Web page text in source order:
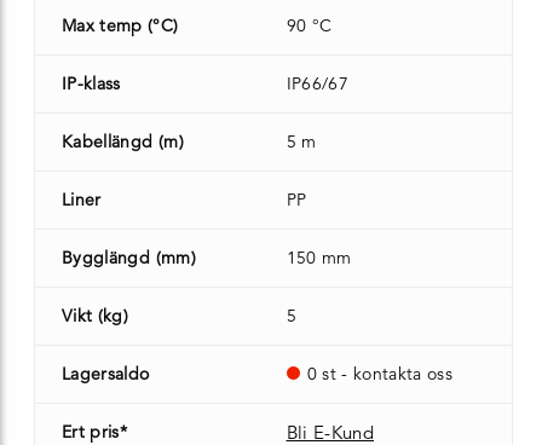
Max temp (°C) 90 °C
IP-klass IP66/67
Kabellängd (m) 5 m
Liner PP
Bygglängd (mm) 150 mm
Vikt (kg) 5
Lagersaldo 0 st - kontakta oss
Ert pris* Bli E-Kund